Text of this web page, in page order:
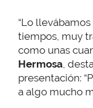
“Lo
tiempos, muy
como unas
Hermosa,
presentación:
a algo mucho